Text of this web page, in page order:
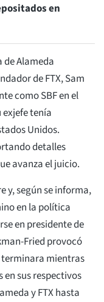
en
Alameda
de FTX, Sam
como SBF en el
tenía
Unidos.
detalles
avanza el juicio.
y, según se informa,
en la política
en presidente de
Fried provocó
mientras
sus respectivos
y FTX hasta